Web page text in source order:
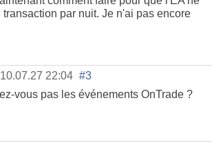
par nuit. Je n'ai pas encore
22:04 #3
vous pas les événements OnTrade ?